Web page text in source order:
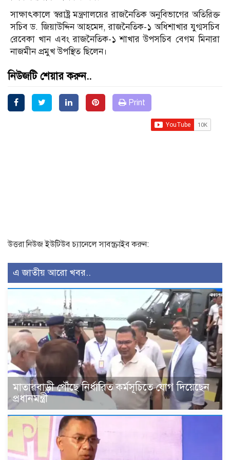
সাক্ষাৎকালে স্বরাষ্ট্র মন্ত্রণালয়ের রাজনৈতিক অনুবিভাগের অতিরিক্ত
সচিব ড. জিয়াউদ্দিন আহমেদ, রাজনৈতিক-১ অধিশাখার যুগ্মসচিব
রেবেকা খান এবং রাজনৈতিক-১ শাখার উপসচিব বেগম মিনারা
নাজমীন প্রমুখ উপস্থিত ছিলেন।
নিউজটি শেয়ার করুন..
Print
উত্তরা নিউজ ইউটিউব চ্যানেলে সাবস্ক্রাইব করুন:
এ জাতীয় আরো খবর..
মাতারবাড়ী পৌঁছে নির্ধারিত কর্মসূচিতে যোগ দিয়েছেন
প্রধানমন্ত্রী